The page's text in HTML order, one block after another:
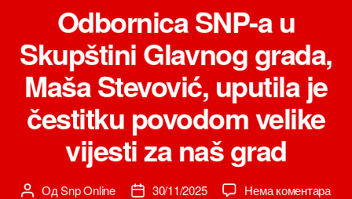
Odbornica SNP-a u
Skupštini Glavnog grada,
Maša Stevović, uputila je
čestitku povodom velike
vijesti za naš grad
Аутор
ОдSnp Online
Датум30/11/2025 Нема коментарана